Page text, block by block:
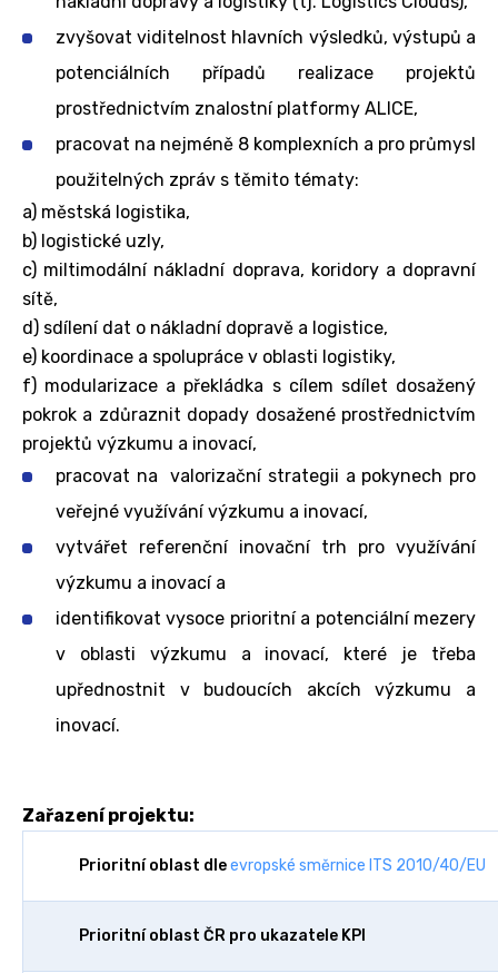
zvyšovat viditelnost hlavních výsledků, výstupů a
potenciálních případů realizace projektů
prostřednictvím znalostní platformy ALICE,
pracovat na nejméně 8 komplexních a pro průmysl
použitelných zpráv s těmito tématy:
a) městská logistika,
b) logistické uzly,
c) miltimodální nákladní doprava, koridory a dopravní
sítě,
d) sdílení dat o nákladní dopravě a logistice,
e) koordinace a spolupráce v oblasti logistiky,
f) modularizace a překládka s cílem sdílet dosažený
pokrok a zdůraznit dopady dosažené prostřednictvím
projektů výzkumu a inovací,
pracovat na valorizační strategii a pokynech pro
veřejné využívání výzkumu a inovací,
vytvářet referenční inovační trh pro využívání
výzkumu a inovací a
identifikovat vysoce prioritní a potenciální mezery
v oblasti výzkumu a inovací, které je třeba
upřednostnit v budoucích akcích výzkumu a
inovací.
Zařazení projektu:
Prioritní oblast dleevropské směrnice ITS 2010/40/EU
Prioritní oblast ČR pro ukazatele KPI